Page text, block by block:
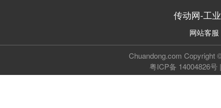
传动网-工
网站客服
Chuandong.com Copyright
粤ICP备 14004826号